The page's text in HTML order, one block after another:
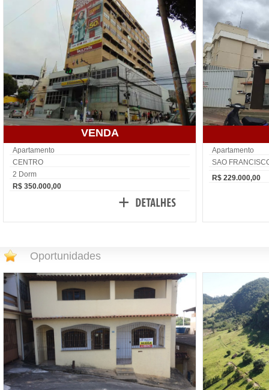
VENDA
Apartamento
CENTRO
2 Dorm
R$ 350.000,00
Apartamento
SAO
R$ 229.000,00
Oportunidades